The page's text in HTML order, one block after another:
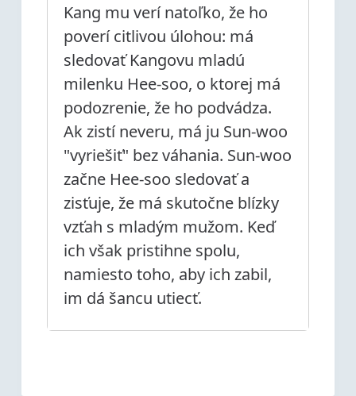
Kang mu verí natoľko, že ho
poverí citlivou úlohou: má
sledovať Kangovu mladú
milenku Hee-soo, o ktorej má
podozrenie, že ho podvádza.
Ak zistí neveru, má ju Sun-woo
"vyriešiť" bez váhania. Sun-woo
začne Hee-soo sledovať a
zisťuje, že má skutočne blízky
vzťah s mladým mužom. Keď
ich však pristihne spolu,
namiesto toho, aby ich zabil,
im dá šancu utiecť.